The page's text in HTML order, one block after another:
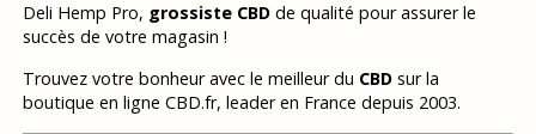
Deli Hemp Pro, grossiste CBDde qualité pour assurer le
succès de votre magasin !
Trouvez votre bonheur avec le meilleur du CBDsur la
boutique en ligne CBD.fr, leader en France depuis 2003.